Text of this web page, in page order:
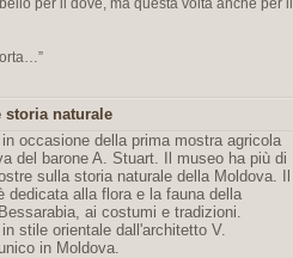
per il dove, ma questa volta anche per il
storia naturale
occasione della prima mostra agricola
del barone A. Stuart. Il museo ha più di
sulla storia naturale della Moldova. Il
dedicata alla flora e la fauna della
ai costumi e tradizioni.
stile orientale dall'architetto V.
in Moldova.